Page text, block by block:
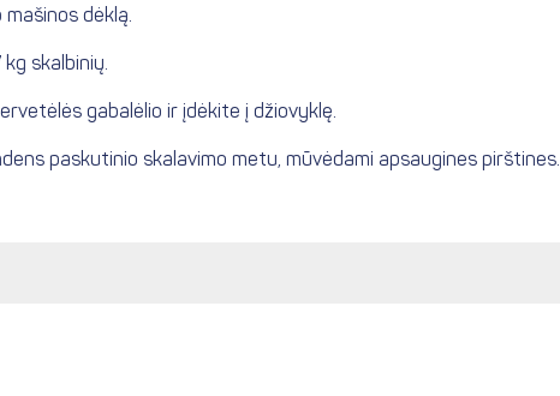
mašinos dėklą.
skalbinių.
​​gabalėlio ir įdėkite į džiovyklę.
paskutinio skalavimo metu, mūvėdami apsaugines pirštines.